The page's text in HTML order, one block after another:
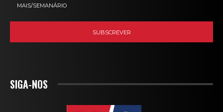
MAIS/SEMANÁRIO
SIGA-NOS